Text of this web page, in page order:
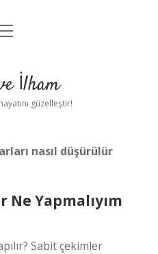
Uyarıİlham
güzelleştir!
nasıl düşürülür
Ne Yapmalıyım
Sabit çekimler